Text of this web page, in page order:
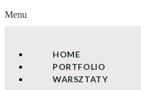
Menu
HOME
PORTFOLIO
WARSZTATY